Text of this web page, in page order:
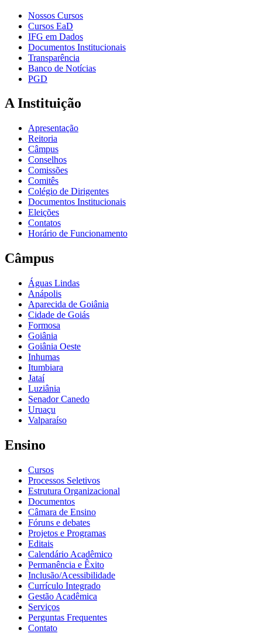
Nossos Cursos
Cursos EaD
IFG em Dados
Documentos Institucionais
Transparência
Banco de Notícias
PGD
A Instituição
Apresentação
Reitoria
Câmpus
Conselhos
Comissões
Comitês
Colégio de Dirigentes
Documentos Institucionais
Eleições
Contatos
Horário de Funcionamento
Câmpus
Águas Lindas
Anápolis
Aparecida de Goiânia
Cidade de Goiás
Formosa
Goiânia
Goiânia Oeste
Inhumas
Itumbiara
Jataí
Luziânia
Senador Canedo
Uruaçu
Valparaíso
Ensino
Cursos
Processos Seletivos
Estrutura Organizacional
Documentos
Câmara de Ensino
Fóruns e debates
Projetos e Programas
Editais
Calendário Acadêmico
Permanência e Êxito
Inclusão/Acessibilidade
Currículo Integrado
Gestão Acadêmica
Serviços
Perguntas Frequentes
Contato